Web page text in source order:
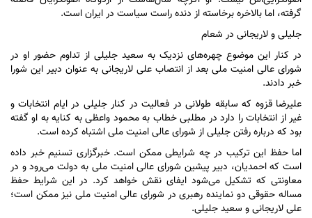
گرفته، اما بالاخره برخاسته از دنده راست سیاست در ایران است.
جلیلی و لاریجانی در شعام
در کنار این موضوع چهره‌های نزدیک به سعید جلیلی از تداوم حضور او در
شورای عالی امنیت ملی بعد از انتصاب علی لاریجانی به عنوان دبیر این شورا
خبر دادند.
علیرضا قزوه که سابقه طولانی در فعالیت در کنار جلیلی در ایام انتخابات و
غیر از انتخابات را دارد در مطلبی خطاب به محمود واعظی به کنایه به او گفته
بود که درباره رفتن جلیلی از شورای عالی امنیت ملی اشتباه کرده است.
اما حفظ این ترکیب در چه شرایطی ممکن است. خبرگزاری تسنیم خبر داده
است که احمدیان، دبیر پیشین شورای عالی امنیت ملی به دولت می‌رود و در
معاونتی که تشکیل می‌شود ایفای نقش خواهد کرد. در این شرایط حفظ
مساله حقوقی دو نماینده رهبری در شورای عالی امنیت ملی نیز ممکن است؛
علی لاریجانی و سعید جلیلی.